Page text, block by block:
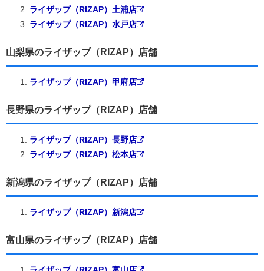
ライザップ（RIZAP）土浦店
ライザップ（RIZAP）水戸店
山梨県のライザップ（RIZAP）店舗
ライザップ（RIZAP）甲府店
長野県のライザップ（RIZAP）店舗
ライザップ（RIZAP）長野店
ライザップ（RIZAP）松本店
新潟県のライザップ（RIZAP）店舗
ライザップ（RIZAP）新潟店
富山県のライザップ（RIZAP）店舗